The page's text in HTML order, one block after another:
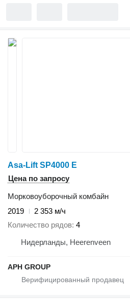
Asa-Lift SP4000 E
Цена по запросу
Морковоуборочный комбайн
2019
2 353 м/ч
Количество рядов 4
Нидерланды, Heerenveen
APH GROUP